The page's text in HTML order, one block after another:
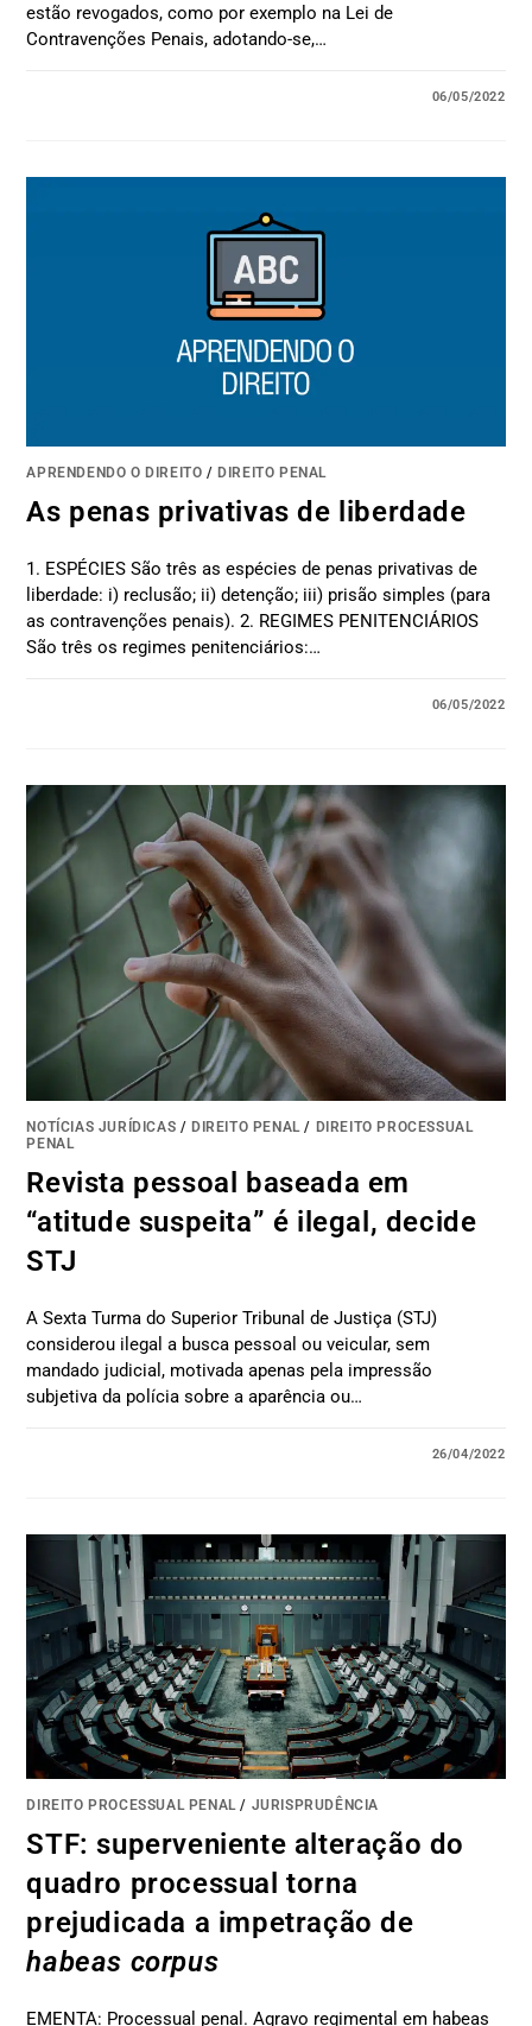
estão revogados, como por exemplo na Lei de
Contravenções Penais, adotando-se,…
06/05/2022
APRENDENDO O DIREITO /DIREITO PENAL
As penas privativas de liberdade
1. ESPÉCIES São três as espécies de penas privativas de
liberdade: i) reclusão; ii) detenção; iii) prisão simples (para
as contravenções penais). 2. REGIMES PENITENCIÁRIOS
São três os regimes penitenciários:…
06/05/2022
NOTÍCIAS JURÍDICAS / DIREITO PENAL/ DIREITO PROCESSUAL
PENAL
Revista pessoal baseada em
“atitude suspeita” é ilegal, decide
STJ
A Sexta Turma do Superior Tribunal de Justiça (STJ)
considerou ilegal a busca pessoal ou veicular, sem
mandado judicial, motivada apenas pela impressão
subjetiva da polícia sobre a aparência ou…
26/04/2022
DIREITO PROCESSUAL PENAL/ JURISPRUDÊNCIA
STF: superveniente alteração do
quadro processual torna
prejudicada a impetração de
habeas corpus
EMENTA: Processual penal. Agravo regimental em habeas